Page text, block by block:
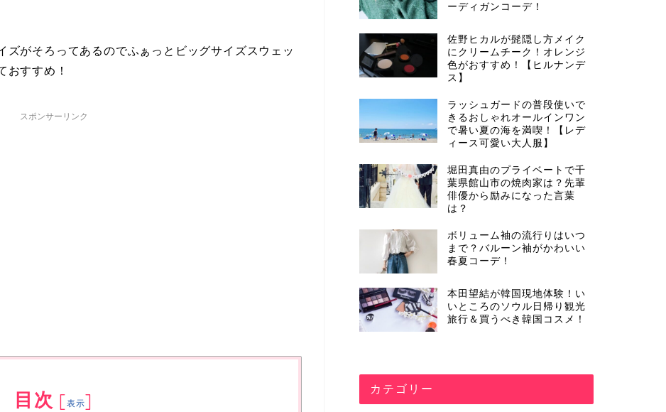
ズがそろってあるのでふぁっとビッグサイズスウェッ
おすすめ！
スポンサーリンク
目次 [表示]
ーディガンコーデ！
佐野ヒカルが髭隠し方メイク
にクリームチーク！オレンジ
色がおすすめ！【ヒルナンデ
ス】
ラッシュガードの普段使いで
きるおしゃれオールインワン
で暑い夏の海を満喫！【レデ
ィース可愛い大人服】
堀田真由のプライベートで千
葉県館山市の焼肉家は？先輩
俳優から励みになった言葉
は？
ボリューム袖の流行りはいつ
まで？バルーン袖がかわいい
春夏コーデ！
本田望結が韓国現地体験！い
いところのソウル日帰り観光
旅行＆買うべき韓国コスメ！
カテゴリー